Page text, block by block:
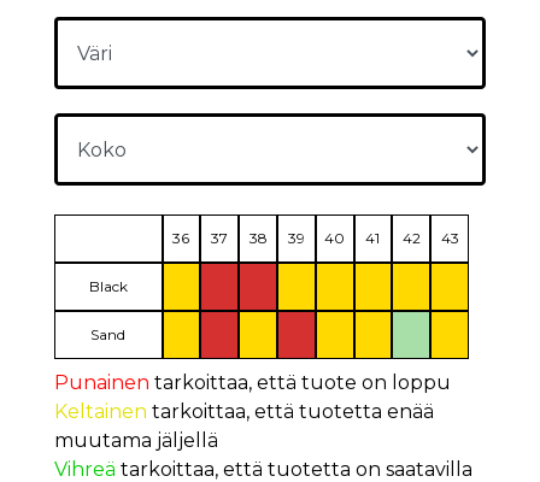
36 37 38 39 40 41 42 43
Black
Sand
Punainen tarkoittaa, että tuote on loppu
Keltainen tarkoittaa, että tuotetta enää
muutama jäljellä
Vihreä tarkoittaa, että tuotetta on saatavilla